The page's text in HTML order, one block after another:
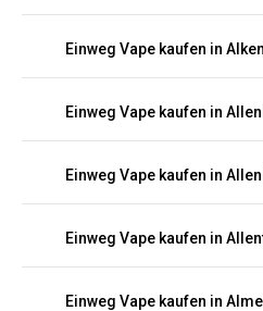
Einweg Vape kaufen in Alken
Einweg Vape kaufen in
Einweg Vape kaufen in
Einweg Vape kaufen in
Einweg Vape kaufen in